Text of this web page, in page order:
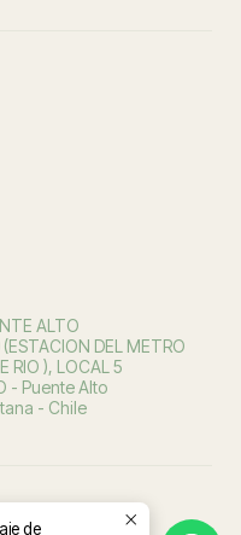
ALTO
DEL METRO
RIO ), LOCAL 5
- Puente Alto
- Chile
de